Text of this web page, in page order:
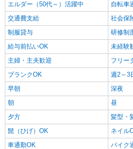
エルダー（50代～）活躍中
自転車
交通費支給
社会保
制服貸与
研修制
給与前払いOK
未経験
主婦・主夫歓迎
フリー
ブランクOK
週2～3
早朝
深夜
朝
昼
夕方
髪型・
髭（ひげ）OK
ネイル
車通勤OK
バイク